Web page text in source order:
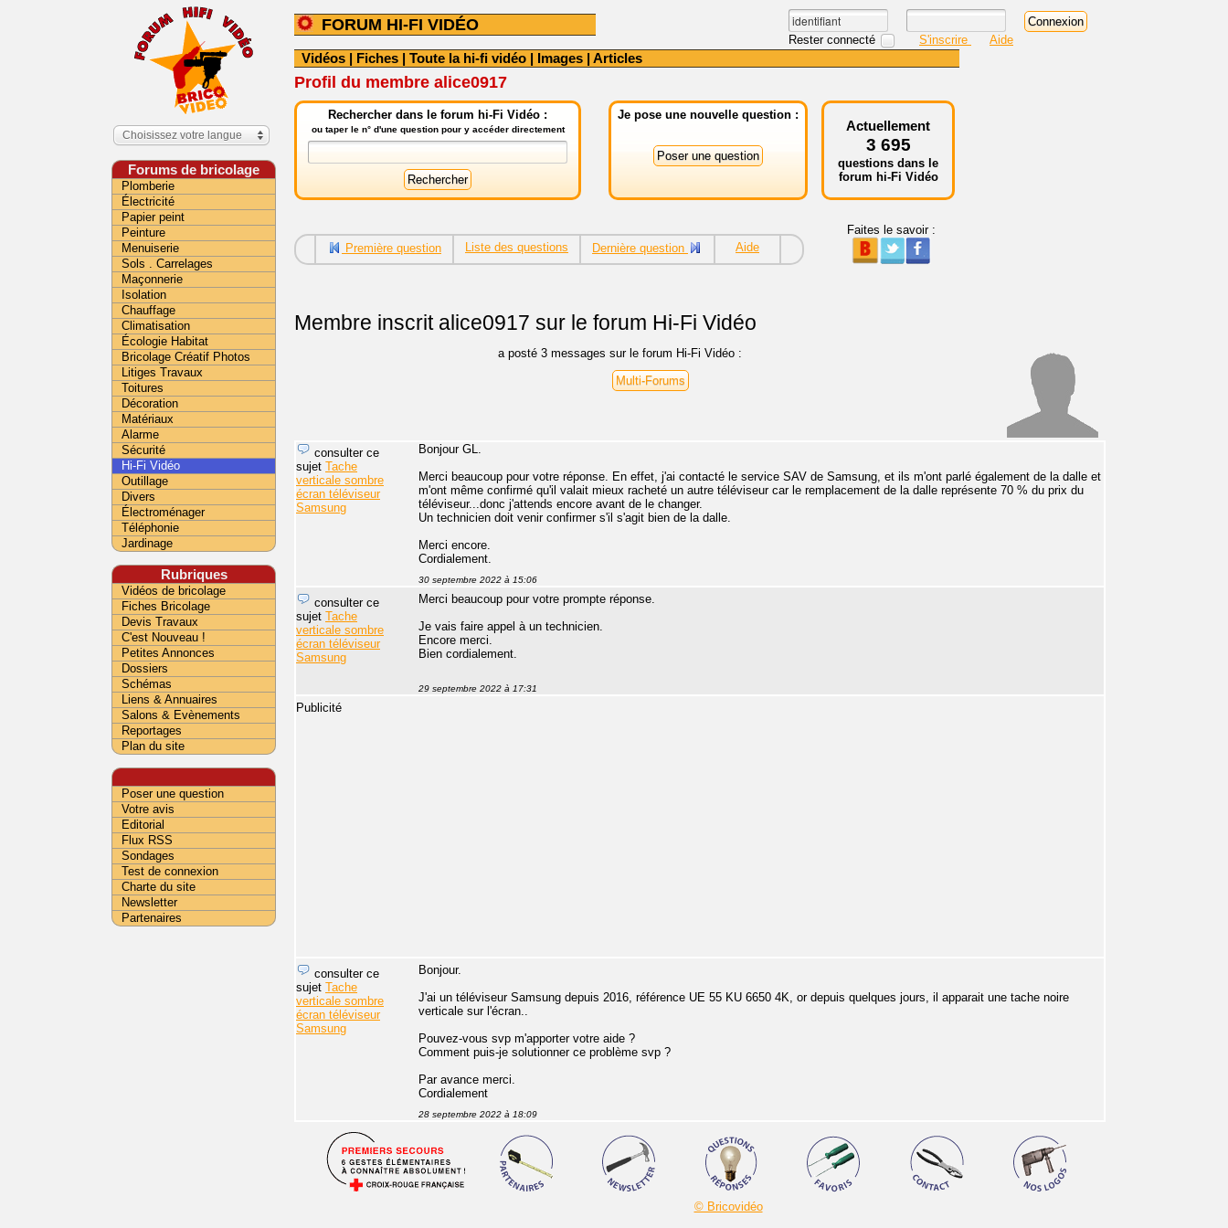
FORUM HI-FI VIDÉO
Rester connecté S'inscrire Aide
Vidéos | Fiches | Toute la hi-fi vidéo | Images | Articles
Profil du membre alice0917
Rechercher dans le forum hi-Fi Vidéo :
ou taper le n° d'une question pour y accéder directement
Je pose une nouvelle question :
Actuellement
3 695
questions dans le
forum hi-Fi Vidéo
Première question Liste des questions Dernière question Aide
Faites le savoir :
Membre inscritalice0917 sur le forum Hi-Fi Vidéo
a posté 3 messages sur le forum Hi-Fi Vidéo :
Multi-Forums
Bonjour GL.
Merci beaucoup pour votre réponse. En effet, j'ai contacté le service SAV de Samsung, et ils m'ont parlé également de la dalle et
m'ont même confirmé qu'il valait mieux racheté un autre téléviseur car le remplacement de la dalle représente 70 % du prix du
téléviseur...donc j'attends encore avant de le changer.
Un technicien doit venir confirmer s'il s'agit bien de la dalle.
Merci encore.
Cordialement.
30 septembre 2022 à 15:06
consulter ce
sujet Tache
verticale sombre
écran téléviseur
Samsung
Merci beaucoup pour votre prompte réponse.
Je vais faire appel à un technicien.
Encore merci.
Bien cordialement.
29 septembre 2022 à 17:31
consulter ce
sujet Tache
verticale sombre
écran téléviseur
Samsung
Publicité
Bonjour.
J'ai un téléviseur Samsung depuis 2016, référence UE 55 KU 6650 4K, or depuis quelques jours, il apparait une tache noire
verticale sur l'écran..
Pouvez-vous svp m'apporter votre aide ?
Comment puis-je solutionner ce problème svp ?
Par avance merci.
Cordialement
28 septembre 2022 à 18:09
consulter ce
sujet Tache
verticale sombre
écran téléviseur
Samsung
© Bricovidéo
Choisissez votre langue
Forums de bricolage
Plomberie
Électricité
Papier peint
Peinture
Menuiserie
Sols . Carrelages
Maçonnerie
Isolation
Chauffage
Climatisation
Écologie Habitat
Bricolage Créatif Photos
Litiges Travaux
Toitures
Décoration
Matériaux
Alarme
Sécurité
Hi-Fi Vidéo
Outillage
Divers
Électroménager
Téléphonie
Jardinage
Rubriques
Vidéos de bricolage
Fiches Bricolage
Devis Travaux
C'est Nouveau !
Petites Annonces
Dossiers
Schémas
Liens & Annuaires
Salons & Evènements
Reportages
Plan du site
Poser une question
Votre avis
Editorial
Flux RSS
Sondages
Test de connexion
Charte du site
Newsletter
Partenaires